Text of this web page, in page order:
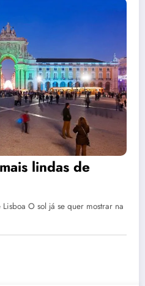
lindas de
O sol já se quer mostrar na